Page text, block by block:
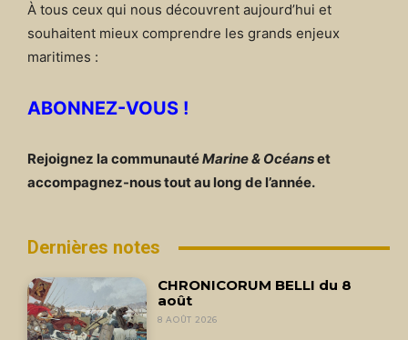
À tous ceux qui nous découvrent aujourd’hui et
souhaitent mieux comprendre les grands enjeux
maritimes :
ABONNEZ-VOUS !
Rejoignez la communautéMarine & Océanset
accompagnez-nous tout au long de l’année.
Dernières notes
CHRONICORUM BELLI du 8
août
8 AOÛT 2026